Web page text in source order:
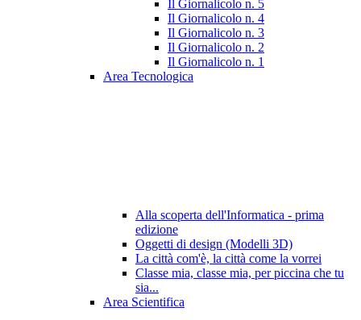
Il Giornalicolo n. 5
Il Giornalicolo n. 4
Il Giornalicolo n. 3
Il Giornalicolo n. 2
Il Giornalicolo n. 1
Area Tecnologica
Alla scoperta dell'Informatica - prima
edizione
Oggetti di design (Modelli 3D)
La città com'è, la città come la vorrei
Classe mia, classe mia, per piccina che tu
sia...
Area Scientifica